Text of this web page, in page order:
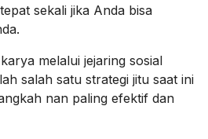
sekali jika Anda bisa
melalui jejaring sosial
salah satu strategi jitu saat ini
nan paling efektif dan